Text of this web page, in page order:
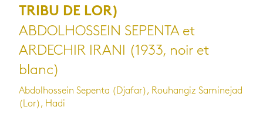
TRIBU DE LOR)
ABDOLHOSSEIN SEPENTA et
ARDECHIR IRANI (1933, noir et
blanc)
Abdolhossein Sepenta (Djafar), Rouhangiz Saminejad
(Lor), Hadi